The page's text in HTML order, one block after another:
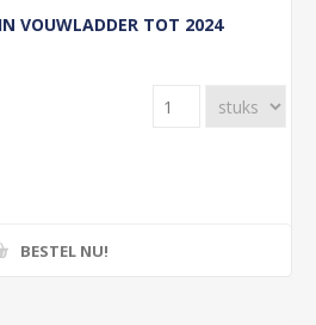
VOUWLADDER TOT 2024
BESTEL NU!